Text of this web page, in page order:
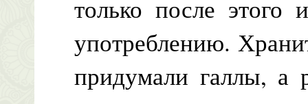
только после этого
употреблению.
придумали галлы, а